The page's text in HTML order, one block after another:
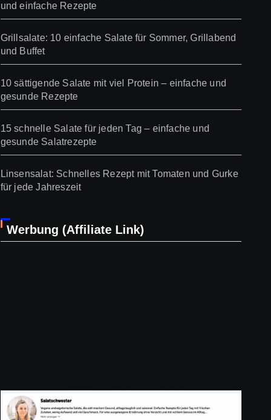
und einfache Rezepte
Grillsalate: 10 einfache Salate für Sommer, Grillabend
und Buffet
10 sättigende Salate mit viel Protein – einfache und
gesunde Rezepte
15 schnelle Salate für jeden Tag – einfache und
gesunde Salatrezepte
Linsensalat: Schnelles Rezept mit Tomaten und Gurke
für jede Jahreszeit
Werbung (Affiliate Link)